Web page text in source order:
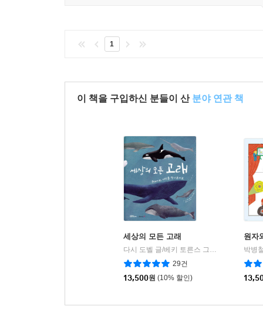
1
이 책을 구입하신 분들이 산 분야 연관 책
세상의 모든 고래
다시 도벨 글/베키 토른스 그림/장혜경 역 | 생
29건
13,500원 (10% 할인)
원자
박병